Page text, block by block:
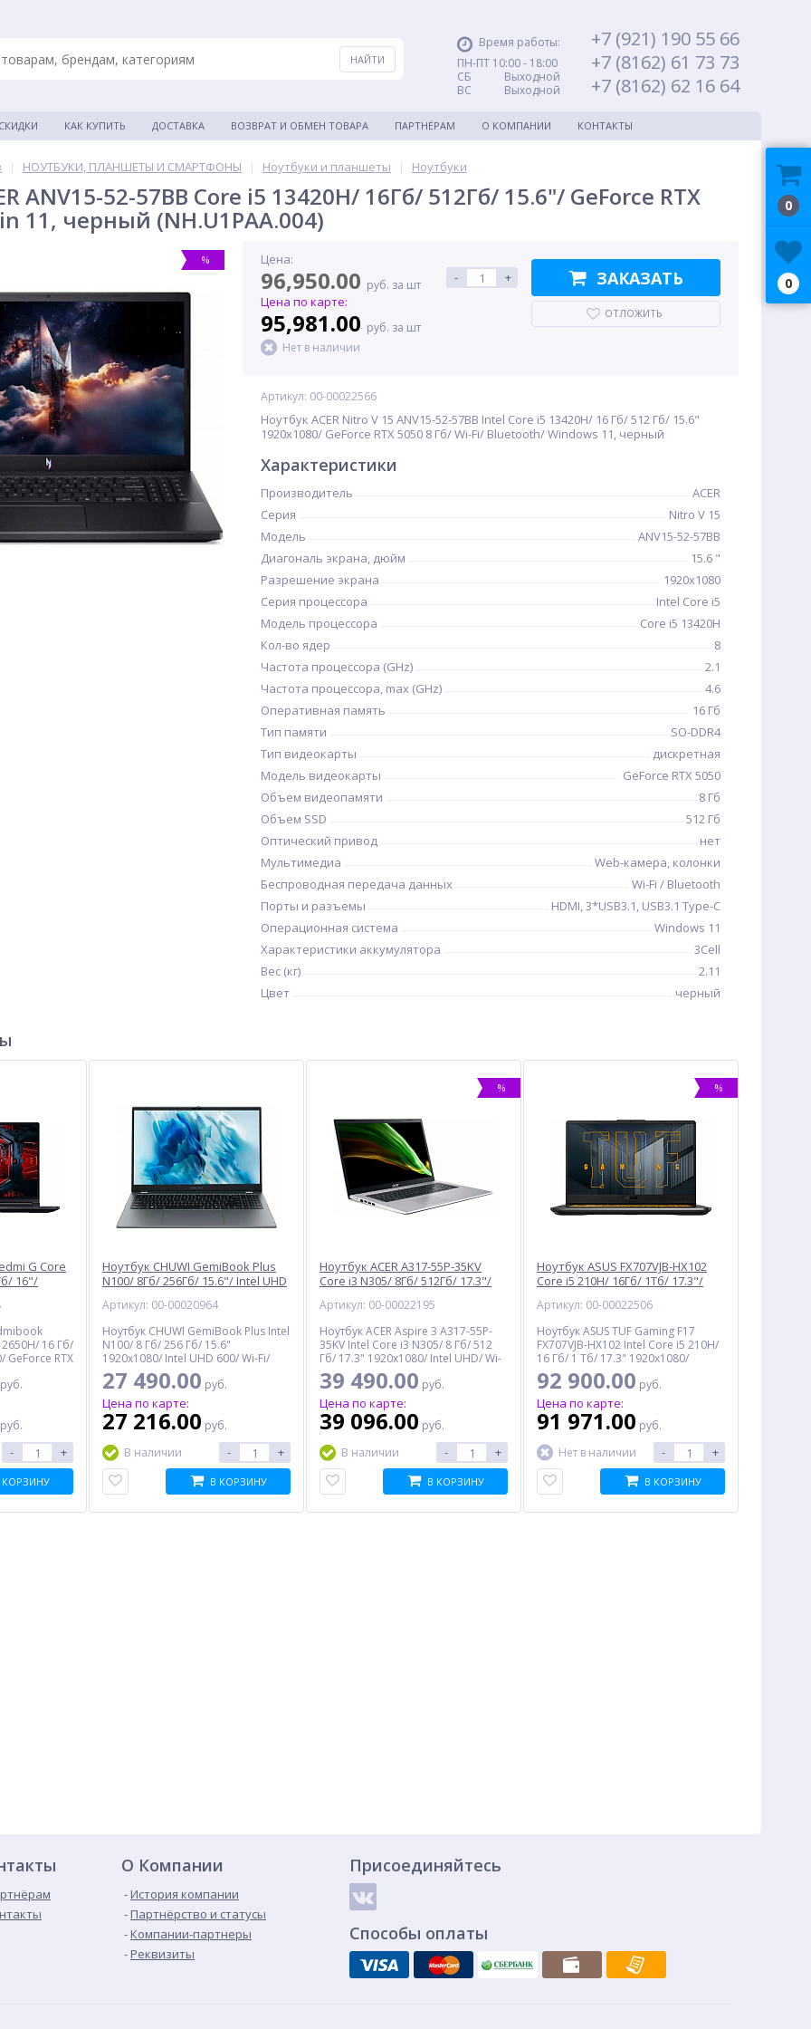
Время работы:
ПН-ПТ 10:00 - 18:00
СБ Выходной
ВС Выходной
+7 (921) 190 55 66
+7 (8162) 61 73 73
+7 (8162) 62 16 64
КАК КУПИТЬ ДОСТАВКА ВОЗВРАТ И ОБМЕН ТОВАРА ПАРТНЁРАМ О КОМПАНИИ КОНТАКТЫ
% % %
| НОУТБУКИ, ПЛАНШЕТЫ И СМАРТФОНЫ | Ноутбуки и планшеты | Ноутбуки
ANV15-52-57BB Core i5 13420H/ 16Гб/ 512Гб/ 15.6"/ GeForce RTX
11, черный (NH.U1PAA.004)
% Цена:
96,950.00 руб. за шт
Цена по карте:
95,981.00 руб. за шт
Нет в наличии
- + ЗАКАЗАТЬ
ОТЛОЖИТЬ
Артикул: 00-00022566
Ноутбук ACER Nitro V 15 ANV15-52-57BB Intel Core i5 13420H/ 16 Гб/ 512 Гб/ 15.6"
1920x1080/ GeForce RTX 5050 8 Гб/ Wi-Fi/ Bluetooth/ Windows 11, черный
Характеристики
Производитель
ACER
Серия
Nitro V 15
Модель
ANV15-52-57BB
Диагональ экрана, дюйм
15.6 "
Разрешение экрана
1920x1080
Серия процессора
Intel Core i5
Модель процессора
Core i5 13420H
Кол-во ядер
8
Частота процессора (GHz)
2.1
Частота процессора, max (GHz)
4.6
Оперативная память
16 Гб
Тип памяти
SO-DDR4
Тип видеокарты
дискретная
Модель видеокарты
GeForce RTX 5050
Объем видеопамяти
8 Гб
Объем SSD
512 Гб
Оптический привод
нет
Мультимедиа
Web-камера, колонки
Беспроводная передача данных
Wi-Fi / Bluetooth
Порты и разъемы
HDMI, 3*USB3.1, USB3.1 Type-C
Операционная система
Windows 11
Характеристики аккумулятора
3Cell
Вес (кг)
2.11
Цвет
черный
G Core
16"/
16 Гб/
GeForce RTX
руб.
руб.
- +
КОРЗИНУ
Ноутбук CHUWI GemiBook Plus
N100/ 8Гб/ 256Гб/ 15.6"/ Intel UHD
(CWI620-PN8N2N1HDMXX)
Артикул: 00-00020964
Ноутбук CHUWI GemiBook Plus Intel
N100/ 8 Гб/ 256 Гб/ 15.6"
1920x1080/ Intel UHD 600/ Wi-Fi/
Bluetooth/ Windows 11 Home,
серый
27 490.00 руб.
Цена по карте:
27 216.00 руб.
В наличии
- +
В КОРЗИНУ
%
Ноутбук ACER A317-55P-35KV
Core i3 N305/ 8Гб/ 512Гб/ 17.3"/
(NX.KDKCD.009)
Артикул: 00-00022195
Ноутбук ACER Aspire 3 A317-55P-
35KV Intel Core i3 N305/ 8 Гб/ 512
Гб/ 17.3" 1920x1080/ Intel UHD/ Wi-
Fi/ Bluetooth/ no OS, серебристый
39 490.00 руб.
Цена по карте:
39 096.00 руб.
В наличии
- +
В КОРЗИНУ
%
Ноутбук ASUS FX707VJB-HX102
Core i5 210H/ 16Гб/ 1Тб/ 17.3"/
черный (90NR0MY5-M003T0)
Артикул: 00-00022506
Ноутбук ASUS TUF Gaming F17
FX707VJB-HX102 Intel Core i5 210H/
16 Гб/ 1 Тб/ 17.3" 1920x1080/
GeForce RTX 3050 6 Гб/ Wi-Fi/
Bluetooth/ no OS, черный
92 900.00 руб.
Цена по карте:
91 971.00 руб.
Нет в наличии
- +
В КОРЗИНУ
О Компании
История компании
Партнёрство и статусы
Компании-партнеры
Реквизиты
Присоединяйтесь
Способы оплаты
0
0